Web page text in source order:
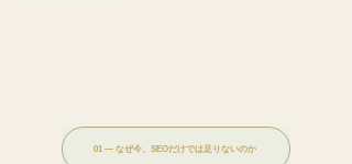
01 — なぜ今、SEOだけでは足りないのか